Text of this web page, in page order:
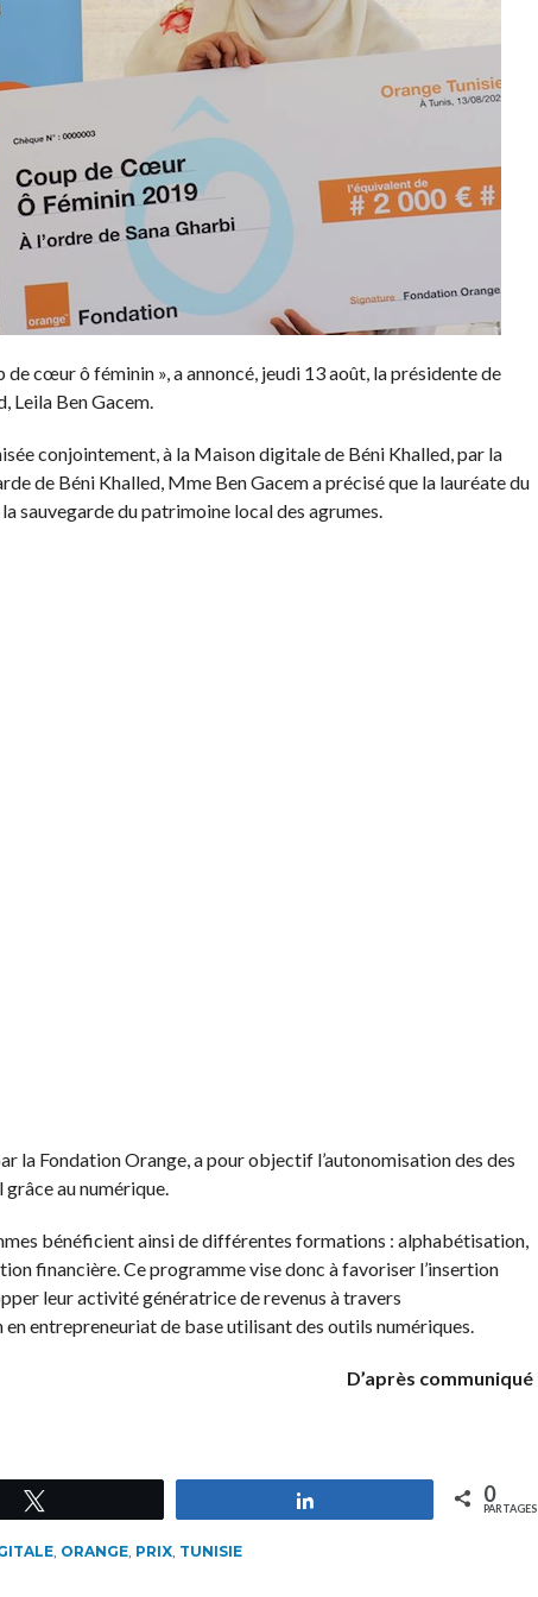
cœur ô féminin », a annoncé, jeudi 13 août, la présidente de
Leila Ben Gacem.
conjointement, à la Maison digitale de Béni Khalled, par la
de Béni Khalled, Mme Ben Gacem a précisé que la lauréate du
sauvegarde du patrimoine local des agrumes.
la Fondation Orange, a pour objectif l’autonomisation des des
au numérique.
bénéficient ainsi de différentes formations : alphabétisation,
financière. Ce programme vise donc à favoriser l’insertion
leur activité génératrice de revenus à travers
entrepreneuriat de base utilisant des outils numériques.
D’après communiqué
0
PARTAGES
, ORANGE, PRIX, TUNISIE